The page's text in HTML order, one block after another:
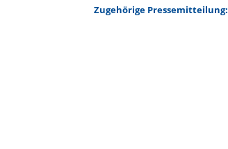
Zugehörige Pressemitteilung: